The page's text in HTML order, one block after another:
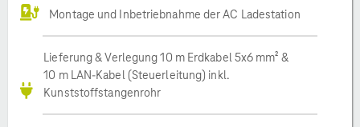
Montage und Inbetriebnahme der AC Ladestation
Lieferung & Verlegung 10 m Erdkabel 5x6 mm² &
10 m LAN-Kabel (Steuerleitung) inkl.
Kunststoffstangenrohr